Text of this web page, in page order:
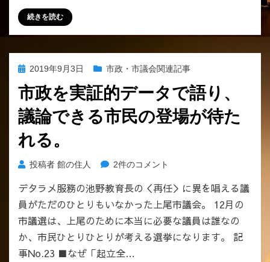
い
へ
の
続きを読む
投
日:
2019年9月3日 市政・市議会関連記事
市政を実証的データで語り、
議論できる市民の登場が待た
れる。
投稿者 館の住人
市
を
実
証
デ
ー
2件のコメント
デタラメ服務の池野教育長の＜再任＞に異を唱える議
員がただのひとりもいなかった上尾市議会。 12月の
市議選は、上尾のために本当に必要な議員は誰なの
か、市民ひとりひとりが考える選挙になります。 記
事No.23 ■なぜ「起立全…